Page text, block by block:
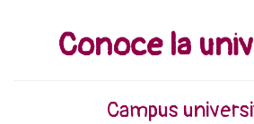
Conoce la
Campus